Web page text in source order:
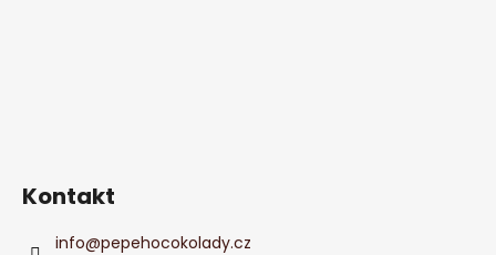
Kontakt
info@pepehocokolady.cz